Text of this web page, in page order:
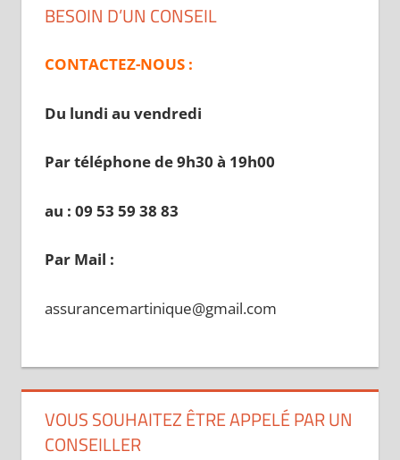
BESOIN D’UN CONSEIL
CONTACTEZ-NOUS :
Du lundi au vendredi
Par téléphone de 9h30 à 19h00
au : 09 53 59 38 83
Par Mail :
assurancemartinique@gmail.com
VOUS SOUHAITEZ ÊTRE APPELÉ PAR UN
CONSEILLER